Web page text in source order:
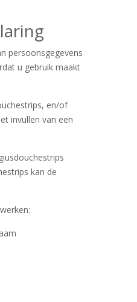
persoonsgegevens
u gebruik maakt
en/of
invullen van een
kan de